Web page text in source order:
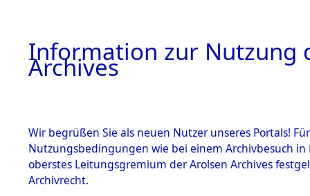
Information zur Nutzung
Archives
Wir begrüßen Sie als neuen Nutzer unseres Portals!
Nutzungsbedingungen wie bei einem Archivbesuch
oberstes Leitungsgremium der Arolsen Archives
Archivrecht.